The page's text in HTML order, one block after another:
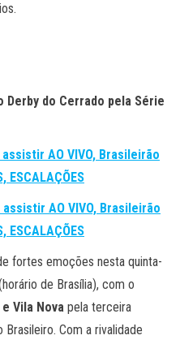
Derby do Cerrado pela Série
AO VIVO, Brasileirão
ESCALAÇÕES
AO VIVO, Brasileirão
ESCALAÇÕES
fortes emoções nesta quinta-
de Brasília), com o
Vila Nova pela terceira
Com a rivalidade